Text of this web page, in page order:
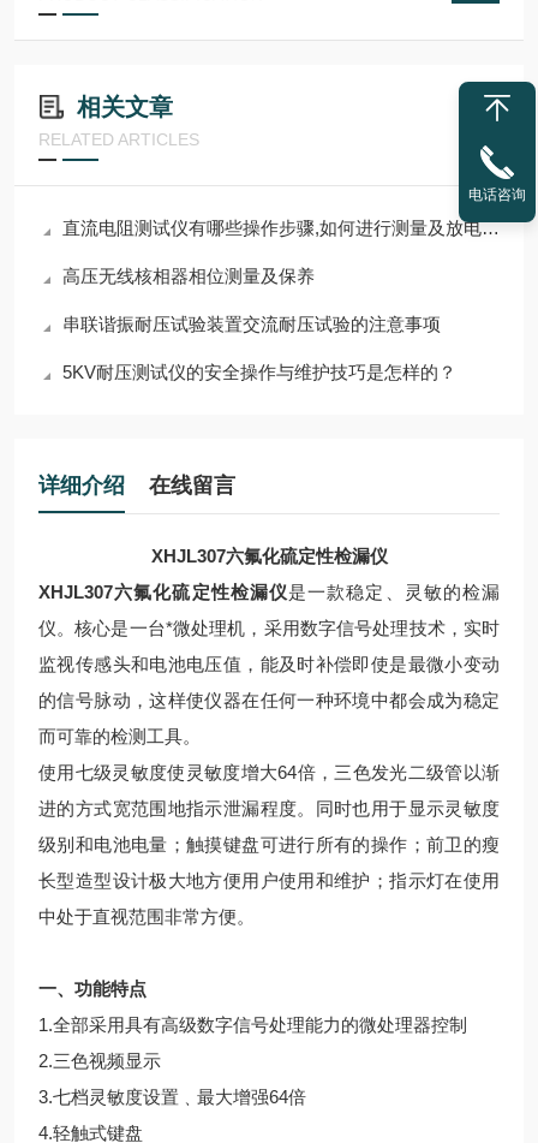
相关文章
RELATED ARTICLES
直流电阻测试仪有哪些操作步骤,如何进行测量及放电工作?
高压无线核相器相位测量及保养
串联谐振耐压试验装置交流耐压试验的注意事项
5KV耐压测试仪的安全操作与维护技巧是怎样的？
详细介绍 在线留言
XHJL307六氟化硫定性检漏仪
XHJL307六氟化硫定性检漏仪是一款稳定、灵敏的检漏
仪。核心是一台*微处理机，采用数字信号处理技术，实时
监视传感头和电池电压值，能及时补偿即使是最微小变动
的信号脉动，这样使仪器在任何一种环境中都会成为稳定
而可靠的检测工具。
使用七级灵敏度使灵敏度增大64倍，三色发光二级管以渐
进的方式宽范围地指示泄漏程度。同时也用于显示灵敏度
级别和电池电量；触摸键盘可进行所有的操作；前卫的瘦
长型造型设计极大地方便用户使用和维护；指示灯在使用
中处于直视范围非常方便。
一、功能特点
1.全部采用具有高级数字信号处理能力的微处理器控制
2.三色视频显示
3.七档灵敏度设置﹑最大增强64倍
4.轻触式键盘
电话咨询